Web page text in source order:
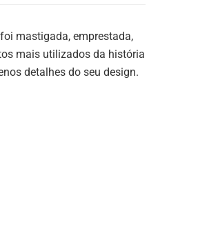
mastigada, emprestada,
mais utilizados da história
detalhes do seu design.